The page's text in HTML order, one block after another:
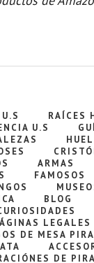
RAÍCES
U.S
ARMAS
FAMOSOS
BLOG
LEGALES
DE MESA
DE